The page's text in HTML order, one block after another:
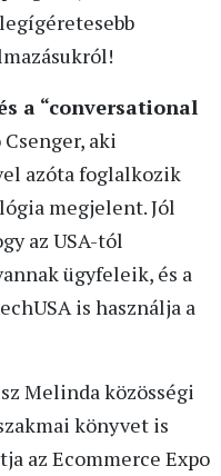
a “conversational
Csenger, aki
azóta foglalkozik
megjelent. Jól
az USA-tól
ügyfeleik, és a
is használja a
Melinda közösségi
könyvet is
az Ecommerce Expo